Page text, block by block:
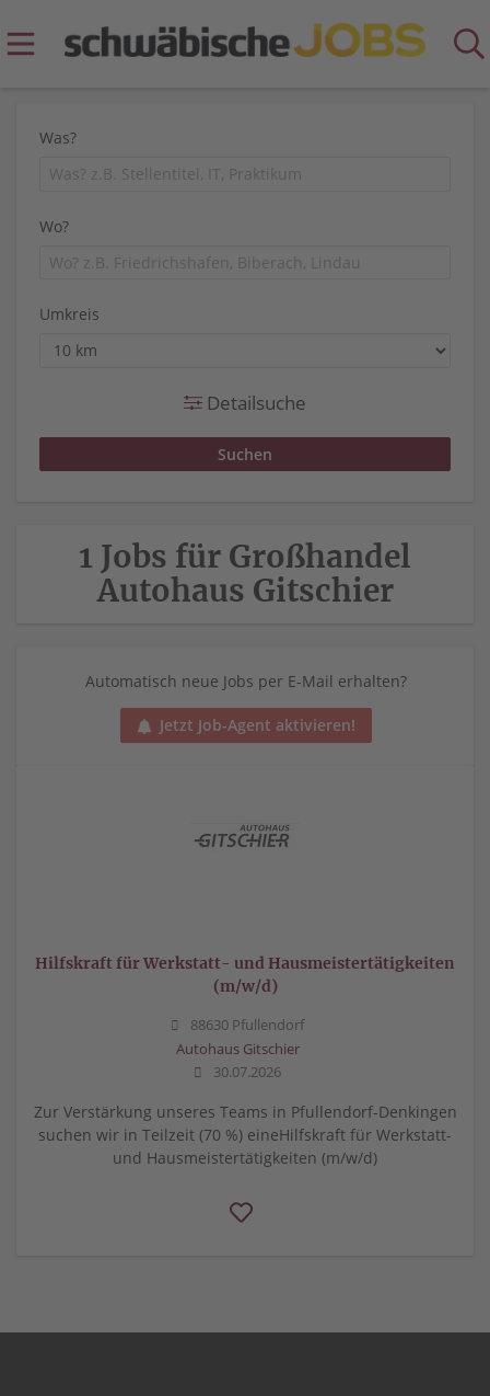
Was?
Wo?
Umkreis
Detailsuche
1 Jobs für Großhandel
Autohaus Gitschier
Automatisch neue Jobs per E-Mail erhalten?
Jetzt Job-Agent aktivieren!
Hilfskraft für Werkstatt- und Hausmeistertätigkeiten
(m/w/d)
88630 Pfullendorf
Autohaus Gitschier
30.07.2026
Zur Verstärkung unseres Teams in Pfullendorf-Denkingen
suchen wir in Teilzeit (70 %) eineHilfskraft für Werkstatt-
und Hausmeistertätigkeiten (m/w/d)